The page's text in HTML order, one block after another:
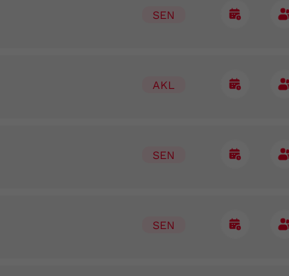
SEN
AKL
SEN
SEN